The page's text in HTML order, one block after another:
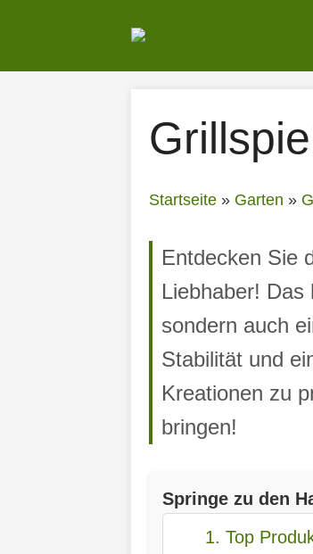
springen
Startseite » Garten »
Entdecken Sie
Liebhaber!
sondern auch
Stabilität und
Kreationen zu
bringen!
Springe zu den
1. Top